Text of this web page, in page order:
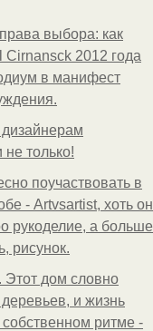
выбора: как
Cirnansck 2012 года
в манифест
не только!
поучаствовать в
- Artvsartist, хоть он
рукоделие, а больше
рисунок.
Этот дом словно
и жизнь
собственном ритме -